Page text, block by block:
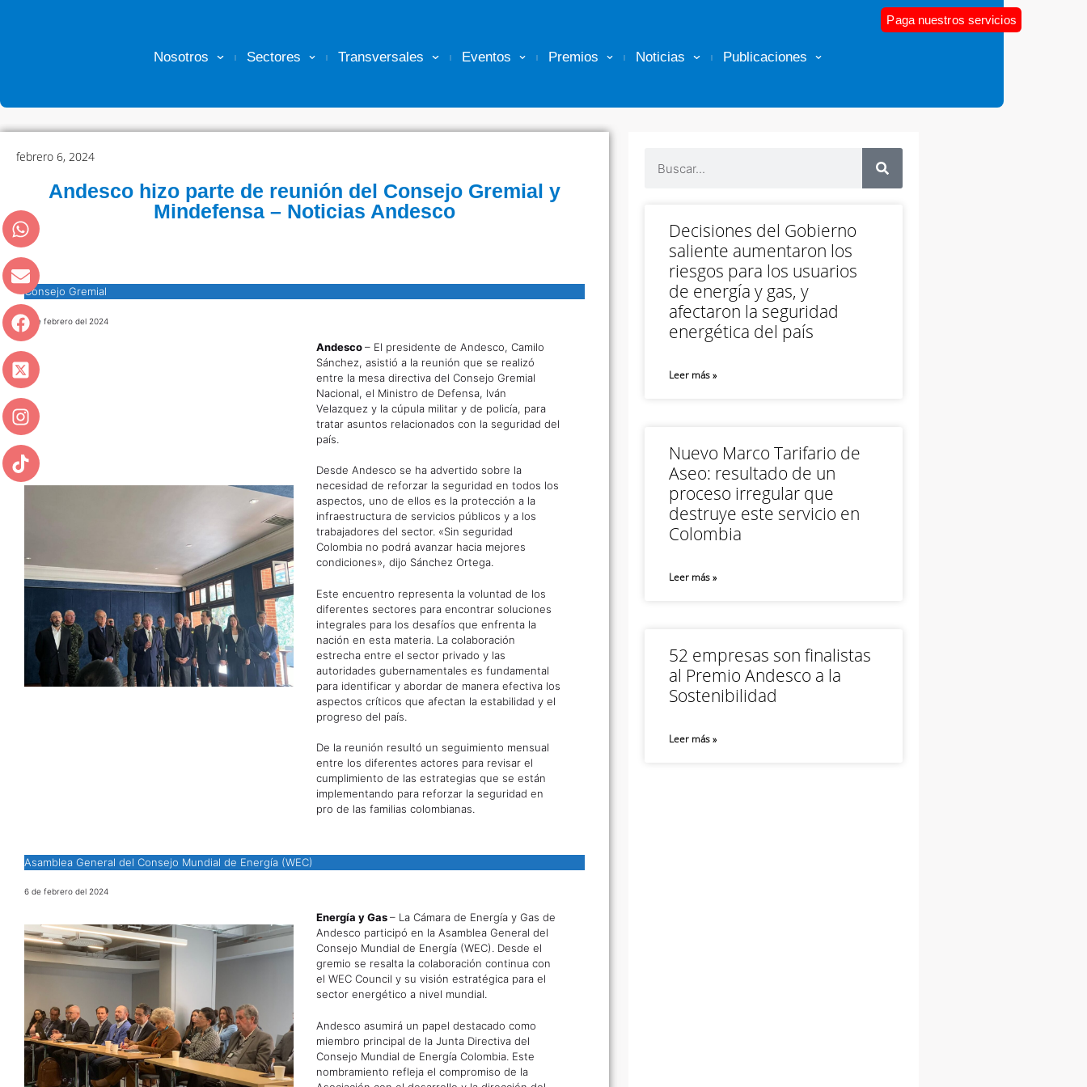
Nosotros Sectores Transversales Eventos Premios Noticias Publicaciones
Paga nuestros servicios
febrero 6, 2024
Andesco hizo parte de reunión del Consejo Gremial y
Mindefensa – Noticias Andesco
Consejo Gremial
6 de febrero del 2024
Andesco– El presidente de Andesco, Camilo
Sánchez, asistió a la reunión que se realizó
entre la mesa directiva del Consejo Gremial
Nacional, el Ministro de Defensa, Iván
Velazquez y la cúpula militar y de policía, para
tratar asuntos relacionados con la seguridad del
país.
Desde Andesco se ha advertido sobre la
necesidad de reforzar la seguridad en todos los
aspectos, uno de ellos es la protección a la
infraestructura de servicios públicos y a los
trabajadores del sector. «Sin seguridad
Colombia no podrá avanzar hacia mejores
condiciones», dijo Sánchez Ortega.
Este encuentro representa la voluntad de los
diferentes sectores para encontrar soluciones
integrales para los desafíos que enfrenta la
nación en esta materia. La colaboración
estrecha entre el sector privado y las
autoridades gubernamentales es fundamental
para identificar y abordar de manera efectiva los
aspectos críticos que afectan la estabilidad y el
progreso del país.
De la reunión resultó un seguimiento mensual
entre los diferentes actores para revisar el
cumplimiento de las estrategias que se están
implementando para reforzar la seguridad en
pro de las familias colombianas.
Asamblea General del Consejo Mundial de Energía (WEC)
6 de febrero del 2024
Energía y Gas– La Cámara de Energía y Gas de
Andesco participó en la Asamblea General del
Consejo Mundial de Energía (WEC). Desde el
gremio se resalta la colaboración continua con
el WEC Council y su visión estratégica para el
sector energético a nivel mundial.
Andesco asumirá un papel destacado como
miembro principal de la Junta Directiva del
Consejo Mundial de Energía Colombia. Este
nombramiento refleja el compromiso de la
Decisiones del Gobierno
saliente aumentaron los
riesgos para los usuarios
de energía y gas, y
afectaron la seguridad
energética del país
Leer más »
Nuevo Marco Tarifario de
Aseo: resultado de un
proceso irregular que
destruye este servicio en
Colombia
Leer más »
52 empresas son finalistas
al Premio Andesco a la
Sostenibilidad
Leer más »